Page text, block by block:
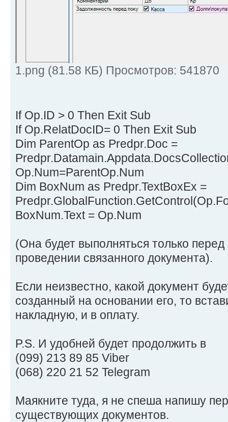
1.png (81.58 КБ) Просмотров: 541870
If Op.ID > 0 Then Exit Sub
If Op.RelatDocID= 0 Then Exit Sub
Dim ParentOp as Predpr.Doc =
Op.Num=ParentOp.Num
Dim BoxNum as Predpr.TextBoxEx =
BoxNum.Text = Op.Num
(Она будет выполняться только
проведении связанного документа).
Если неизвестно, какой документ
созданный на основании его, то
накладную, и в оплату.
P.S. И удобней будет продолжить в
(099) 213 89 85 Viber
(068) 220 21 52 Telegram
Маякните туда, я не спеша напишу
существующих документов.